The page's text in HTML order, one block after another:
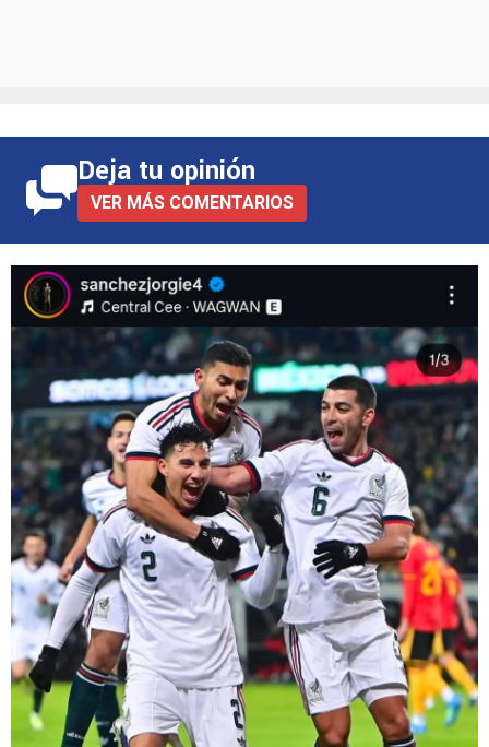
Deja tu opinión
VER MÁS COMENTARIOS